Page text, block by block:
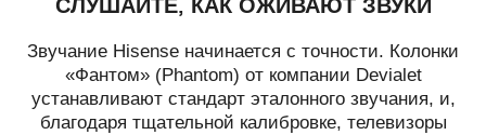
Звучание Hisense начинается с точности. Колонки
«Фантом» (Phantom) от компании Devialet
устанавливают стандарт эталонного звучания, и,
благодаря тщательной калибровке, телевизоры